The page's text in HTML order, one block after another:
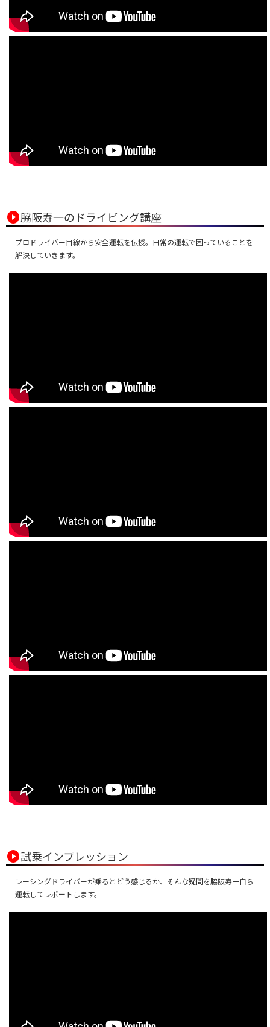
play_circle脇阪寿一のドライビング講座
プロドライバー目線から安全運転を伝授。日常の運転で困っていることを
解決していきます。
play_circle試乗インプレッション
レーシングドライバーが乗るとどう感じるか、そんな疑問を脇阪寿一自ら
運転してレポートします。